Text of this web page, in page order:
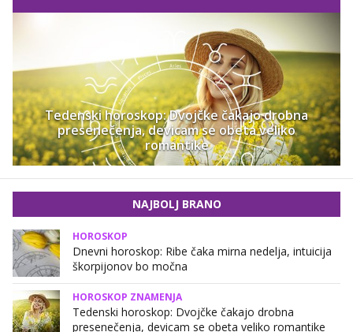
Tedenski horoskop: Dvojčke čakajo drobna
presenečenja, devicam se obeta veliko
romantike
NAJBOLJ BRANO
HOROSKOP
Dnevni horoskop: Ribe čaka mirna nedelja, intuicija
škorpijonov bo močna
HOROSKOP ZNAMENJA
Tedenski horoskop: Dvojčke čakajo drobna
presenečenja, devicam se obeta veliko romantike